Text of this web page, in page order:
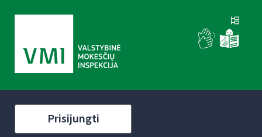
Prisijungti